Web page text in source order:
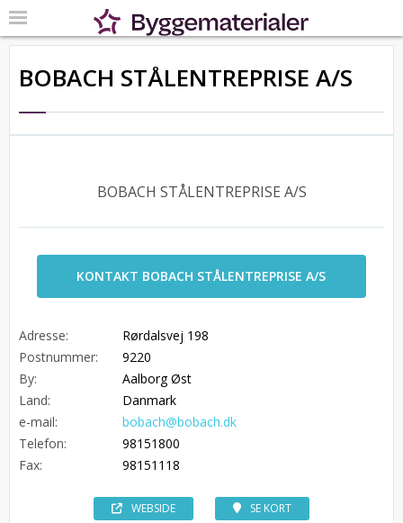
BOBACH STÅLENTREPRISE A/S
BOBACH STÅLENTREPRISE A/S
KONTAKT BOBACH STÅLENTREPRISE A/S
Adresse:
Rørdalsvej 198
Postnummer:
9220
By:
Aalborg Øst
Land:
Danmark
e-mail:
bobach@bobach.dk
Telefon:
98151800
Fax:
98151118
WEBSIDE SE KORT